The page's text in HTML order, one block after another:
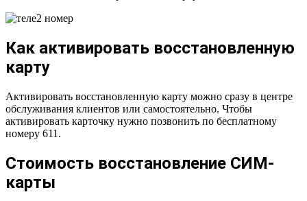
Как активировать восстановленную
карту
Активировать восстановленную карту можно сразу в центре
обслуживания клиентов или самостоятельно. Чтобы
активировать карточку нужно позвонить по бесплатному
номеру 611.
Стоимость восстановление СИМ-
карты